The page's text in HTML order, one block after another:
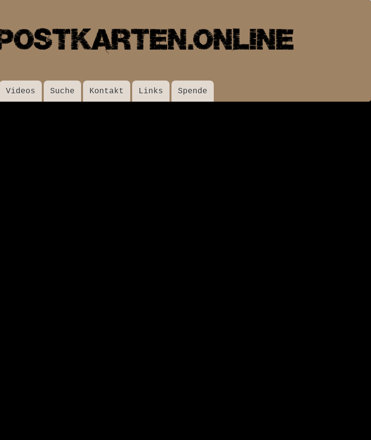
Inhalt
Videos Suche Kontakt Links Spende